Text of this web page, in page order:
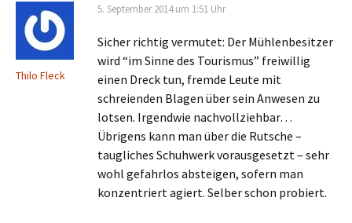
Thilo Fleck
5. September 2014 um 1:51 Uhr
Sicher richtig vermutet: Der Mühlenbesitzer
wird “im Sinne des Tourismus” freiwillig
einen Dreck tun, fremde Leute mit
schreienden Blagen über sein Anwesen zu
lotsen. Irgendwie nachvollziehbar…
Übrigens kann man über die Rutsche –
taugliches Schuhwerk vorausgesetzt – sehr
wohl gefahrlos absteigen, sofern man
konzentriert agiert. Selber schon probiert.